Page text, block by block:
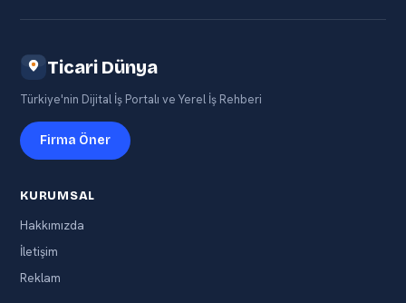
Ticari Dünya
Türkiye'nin Dijital İş Portalı ve Yerel İş Rehberi
Firma Öner
KURUMSAL
Hakkımızda
İletişim
Reklam